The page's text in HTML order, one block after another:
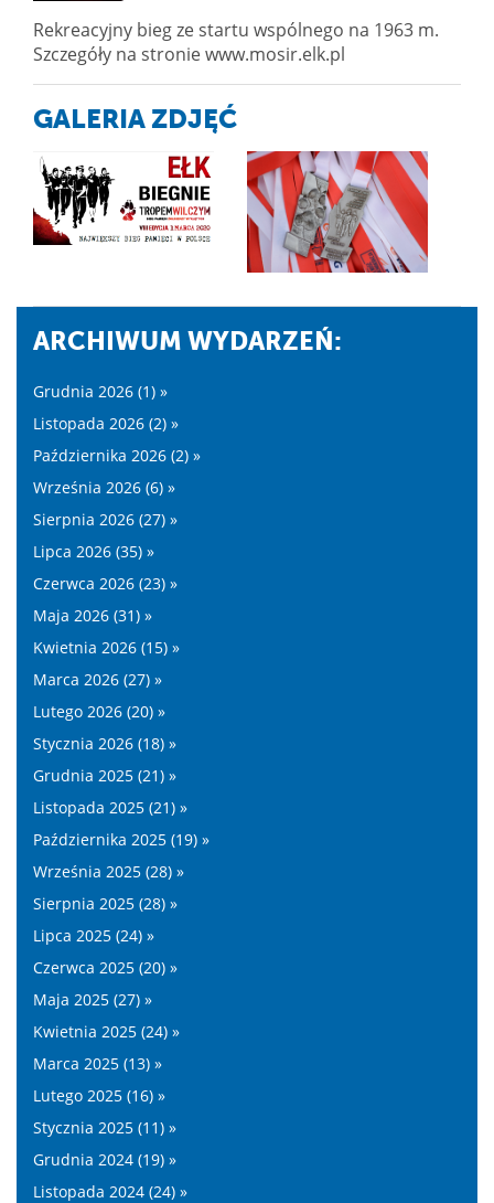
Rekreacyjny bieg ze startu wspólnego na 1963 m.
Szczegóły na stronie www.mosir.elk.pl
GALERIA ZDJĘĆ
ARCHIWUM WYDARZEŃ:
Grudnia 2026 (1) »
Listopada 2026 (2) »
Października 2026 (2) »
Września 2026 (6) »
Sierpnia 2026 (27) »
Lipca 2026 (35) »
Czerwca 2026 (23) »
Maja 2026 (31) »
Kwietnia 2026 (15) »
Marca 2026 (27) »
Lutego 2026 (20) »
Stycznia 2026 (18) »
Grudnia 2025 (21) »
Listopada 2025 (21) »
Października 2025 (19) »
Września 2025 (28) »
Sierpnia 2025 (28) »
Lipca 2025 (24) »
Czerwca 2025 (20) »
Maja 2025 (27) »
Kwietnia 2025 (24) »
Marca 2025 (13) »
Lutego 2025 (16) »
Stycznia 2025 (11) »
Grudnia 2024 (19) »
Listopada 2024 (24) »